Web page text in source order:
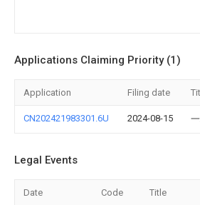
Applications Claiming Priority (1)
Application Filing date
CN202421983301.6U 2024-08-15
Legal Events
Date Code Title